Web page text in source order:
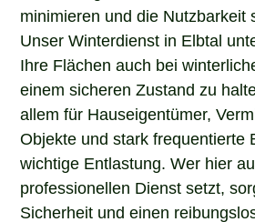
minimieren und die Nutzbarkeit
Unser Winterdienst in Elbtal
Ihre Flächen auch bei
einem sicheren Zustand zu
allem für Hauseigentümer,
Objekte und stark frequentierte
wichtige Entlastung. Wer hier
professionellen Dienst setzt,
Sicherheit und einen